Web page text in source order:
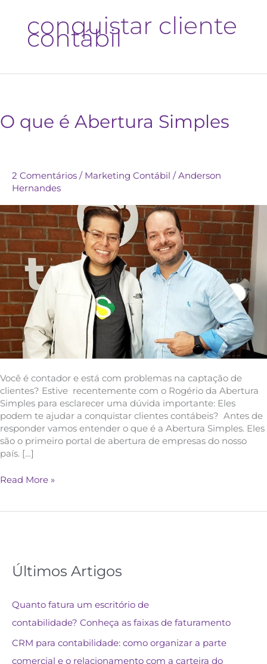
Últimos Artigos
Quanto fatura um escritório de
contabilidade? Conheça as faixas de faturamento
CRM para contabilidade: como organizar a parte
comercial e o relacionamento com a carteira do
conquistar cliente
contábil
O que é Abertura Simples
2 Comentários / Marketing Contábil /Anderson
Hernandes
Você é contador e está com problemas na captação de
clientes? Estive recentemente com o Rogério da Abertura
Simples para esclarecer uma dúvida importante: Eles
podem te ajudar a conquistar clientes contábeis? Antes de
responder vamos entender o que é a Abertura Simples. Eles
são o primeiro portal de abertura de empresas do nosso
país. […]
Read More »